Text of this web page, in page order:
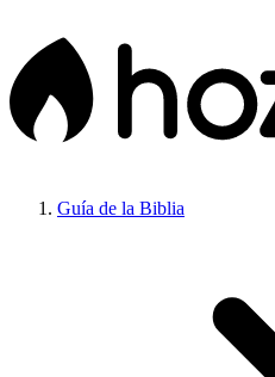
Guía de la Biblia